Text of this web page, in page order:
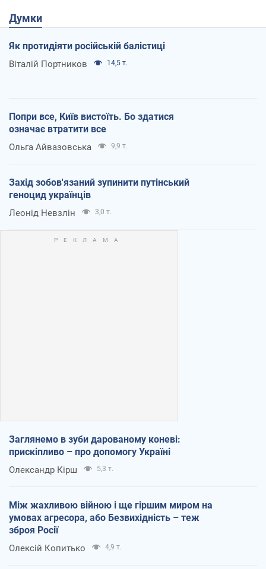
Думки
Як протидіяти російській балістиці
Віталій Портников 14,5 т.
Попри все, Київ вистоїть. Бо здатися
означає втратити все
Ольга Айвазовська 9,9 т.
Захід зобов'язаний зупинити путінський
геноцид українців
Леонід Невзлін 3,0 т.
Заглянемо в зуби дарованому коневі:
прискіпливо – про допомогу Україні
Олександр Кірш 5,3 т.
Між жахливою війною і ще гіршим миром на
умовах агресора, або Безвихідність – теж
зброя Росії
Олексій Копитько 4,9 т.